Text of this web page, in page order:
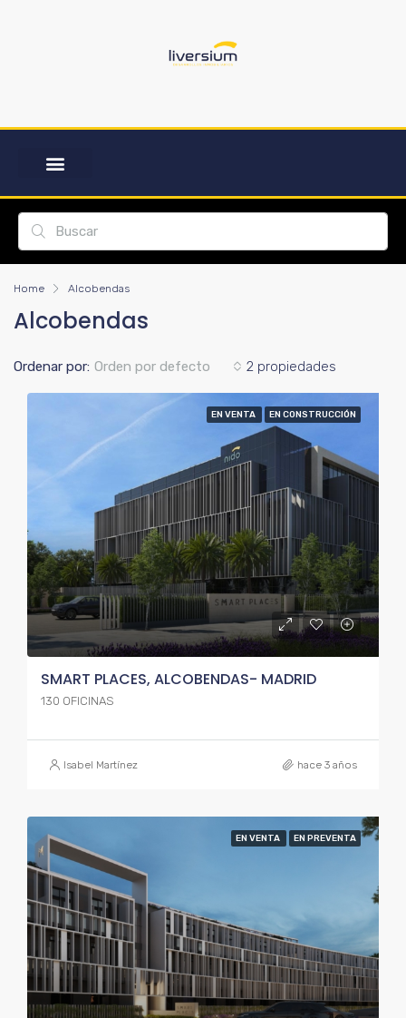
Home Alcobendas
Alcobendas
2 propiedades
Ordenar por: Orden por defecto
EN VENTA EN CONSTRUCCIÓN
SMART PLACES, ALCOBENDAS- MADRID
130 OFICINAS
Isabel Martínez hace 3 años
EN VENTA EN PREVENTA